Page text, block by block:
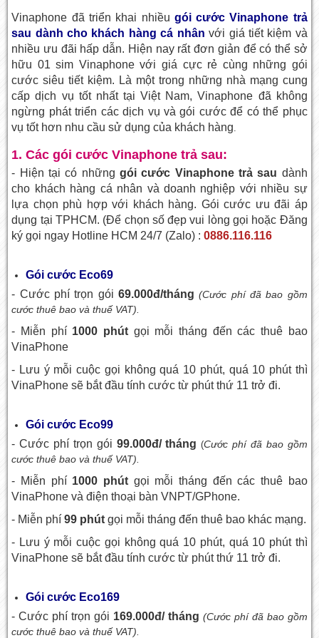
Vinaphone đã triển khai nhiều gói cước Vinaphone trả
sau dành cho khách hàng cá nhân với giá tiết kiệm và
nhiều ưu đãi hấp dẫn. Hiện nay rất đơn giản để có thể sở
hữu 01 sim Vinaphone với giá cực rẻ cùng những gói
cước siêu tiết kiệm. Là một trong những nhà mạng cung
cấp dịch vụ tốt nhất tại Việt Nam, Vinaphone đã không
ngừng phát triển các dịch vụ và gói cước để có thể phục
vụ tốt hơn nhu cầu sử dụng của khách hàng.
1. Các gói cước Vinaphone trả sau:
- Hiện tại có những gói cước Vinaphone trả sau dành
cho khách hàng cá nhân và doanh nghiệp với nhiều sự
lựa chọn phù hợp với khách hàng. Gói cước ưu đãi áp
dụng tại TPHCM. (Để chọn số đẹp vui lòng gọi hoặc Đăng
ký gọi ngay Hotline HCM 24/7 (Zalo) :0886.116.116
Gói cước Eco69
- Cước phí trọn gói 69.000đ/tháng (Cước phí đã bao gồm
cước thuê bao và thuế VAT).
- Miễn phí 1000 phútgọi mỗi tháng đến các thuê bao
VinaPhone
- Lưu ý mỗi cuộc gọi không quá 10 phút, quá 10 phút thì
VinaPhone sẽ bắt đầu tính cước từ phút thứ 11 trở đi.
Gói cước Eco99
- Cước phí trọn gói 99.000đ/ tháng (Cước phí đã bao gồm
cước thuê bao và thuế VAT).
- Miễn phí 1000 phútgọi mỗi tháng đến các thuê bao
VinaPhone và điện thoại bàn VNPT/GPhone.
- Miễn phí99 phút gọi mỗi tháng đến thuê bao khác mạng.
- Lưu ý mỗi cuộc gọi không quá 10 phút, quá 10 phút thì
VinaPhone sẽ bắt đầu tính cước từ phút thứ 11 trở đi.
Gói cước Eco169
- Cước phí trọn gói 169.000đ/ tháng (Cước phí đã bao gồm
cước thuê bao và thuế VAT).